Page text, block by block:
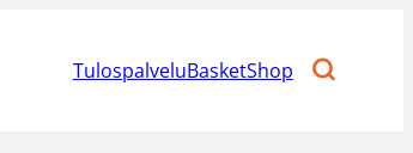
TulospalveluBasketShop